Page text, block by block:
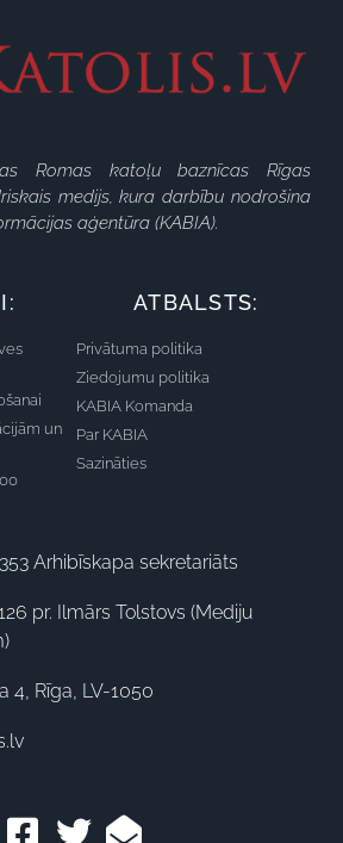
Romas katoļu baznīcas Rīgas
medijs, kura darbību nodrošina
aģentūra (KABIA).
un
ATBALSTS:
Privātuma politika
Ziedojumu politika
KABIA Komanda
Par KABIA
Sazināties
Arhibīskapa sekretariāts
pr. Ilmārs Tolstovs (Mediju
4, Rīga, LV-1050